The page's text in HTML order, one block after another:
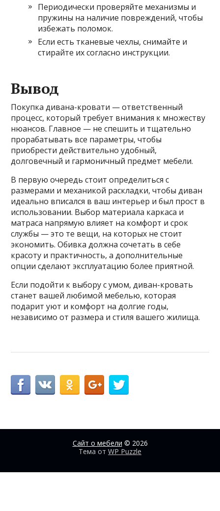
Периодически проверяйте механизмы и
пружины на наличие повреждений, чтобы
избежать поломок.
Если есть тканевые чехлы, снимайте и
стирайте их согласно инструкции.
Вывод
Покупка дивана-кровати — ответственный
процесс, который требует внимания к множеству
нюансов. Главное — не спешить и тщательно
прорабатывать все параметры, чтобы
приобрести действительно удобный,
долговечный и гармоничный предмет мебели.
В первую очередь стоит определиться с
размерами и механикой раскладки, чтобы диван
идеально вписался в ваш интерьер и был прост в
использовании. Выбор материала каркаса и
матраса напрямую влияет на комфорт и срок
службы — это те вещи, на которых не стоит
экономить. Обивка должна сочетать в себе
красоту и практичность, а дополнительные
опции сделают эксплуатацию более приятной.
Если подойти к выбору с умом, диван-кровать
станет вашей любимой мебелью, которая
подарит уют и комфорт на долгие годы,
независимо от размера и стиля вашего жилища.
Сайт о мебели © 2026
Тема от WP Puzzle